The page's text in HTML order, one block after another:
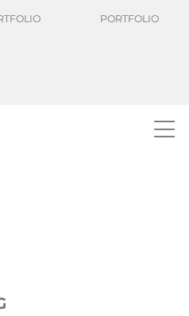
PORTFOLIO